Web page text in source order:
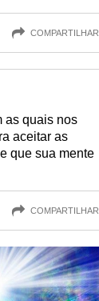
COMPARTILHAR
as quais nos
aceitar as
que sua mente
COMPARTILHAR